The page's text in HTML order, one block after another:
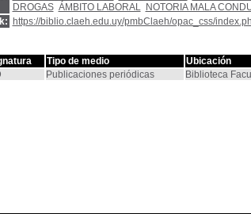
DROGAS ÁMBITO LABORAL
NOTORIA MALA
https://biblio.claeh.edu.uy/pmbClaeh/opac_css/
Tipo de medio Ubicación
Publicaciones periódicas Biblioteca